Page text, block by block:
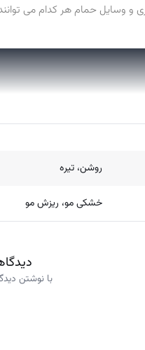
و وسایل حمام هر کدام می‌
به عنوان ابزاری
تا با خیالی آسوده بتوانید
روشن، تیره
خشکی مو، ریزش مو
با نوشتن